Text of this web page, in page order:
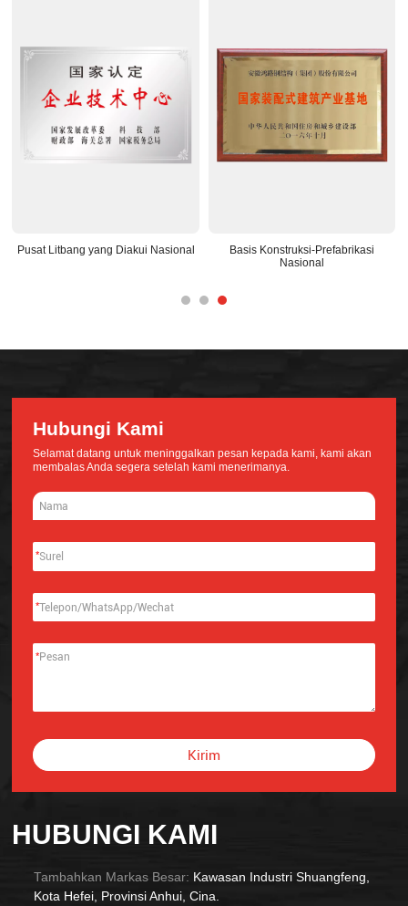
Pusat Litbang yang Diakui Nasional
Basis Konstruksi-Prefabrikasi
Nasional
HUBUNGI KAMI
Tambahkan Markas Besar: Kawasan Industri Shuangfeng,
Kota Hefei, Provinsi Anhui, Cina.
Hubungi Kami
Selamat datang untuk meninggalkan pesan kepada kami, kami akan
membalas Anda segera setelah kami menerimanya.
*
*
*
Kirim